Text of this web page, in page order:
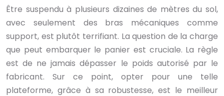
Être suspendu à plusieurs dizaines de mètres du sol,
avec seulement des bras mécaniques comme
support, est plutôt terrifiant. La question de la charge
que peut embarquer le panier est cruciale. La règle
est de ne jamais dépasser le poids autorisé par le
fabricant. Sur ce point, opter pour une telle
plateforme, grâce à sa robustesse, est le meilleur